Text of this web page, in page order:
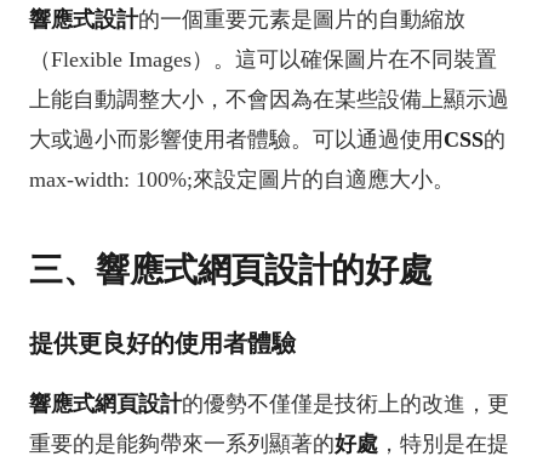
響應式設計的一個重要元素是圖片的自動縮放
（Flexible Images）。這可以確保圖片在不同裝置
上能自動調整大小，不會因為在某些設備上顯示過
大或過小而影響使用者體驗。可以通過使用 CSS的
max-width: 100%;來設定圖片的自適應大小。
三、響應式網頁設計的好處
提供更良好的使用者體驗
響應式網頁設計的優勢不僅僅是技術上的改進，更
重要的是能夠帶來一系列顯著的好處 ，特別是在提